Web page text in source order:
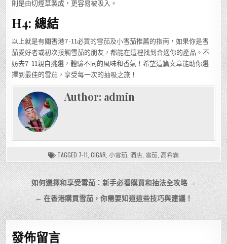
則是由切煙草製成，更容易被吸入。
H4: 總結
以上就是有關香港7-11必買的雪茄及小雪茄推薦的指南，如果你是雪
茄愛好者或初次接觸雪茄的朋友，都能在這裡找到合適你的產品。不
妨去7-11親自挑選，體驗不同的風味和香氣！希望這篇文章能助你選
擇到最佳的雪茄，享受每一次的抽吸之旅！
Author: admin
TAGGED 7-11 CIGAR 小雪茄 酒店 雪茄 高希霸
文
章
導
覽
如何選擇和享受雪茄：新手必看購買和抽法全攻略 →
← 在香港購買雪茄，你需要知道這些技巧與建議！
發佈留言